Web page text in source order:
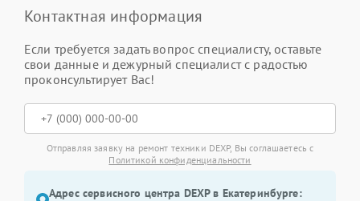
Контактная информация
Если требуется задать вопрос специалисту, оставьте
свои данные и дежурный специалист с радостью
проконсультирует Вас!
Отправляя заявку на ремонт техники DEXP, Вы соглашаетесь с
Политикой конфиденциальности
Адрес сервисного центра DEXP в Екатеринбурге: